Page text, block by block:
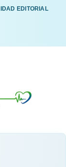
EDITORIAL